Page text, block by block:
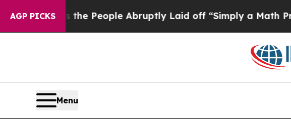
AGP PICKS
Calls the People Abruptly Laid off “Simply a Math Problem
Menu